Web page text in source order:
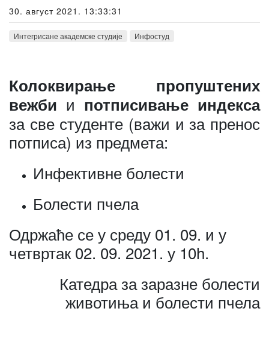
30. август 2021. 13:33:31
Интегрисане академске студије Инфостуд
Колоквирање пропуштених
вежби и потписивање индекса
за све студенте (важи и за пренос
потписа) из предмета:
Инфективне болести
Болести пчела
Одржаће се у среду 01. 09. и у
четвртак 02. 09. 2021. у 10h.
Катедра за заразне болести
животиња и болести пчела